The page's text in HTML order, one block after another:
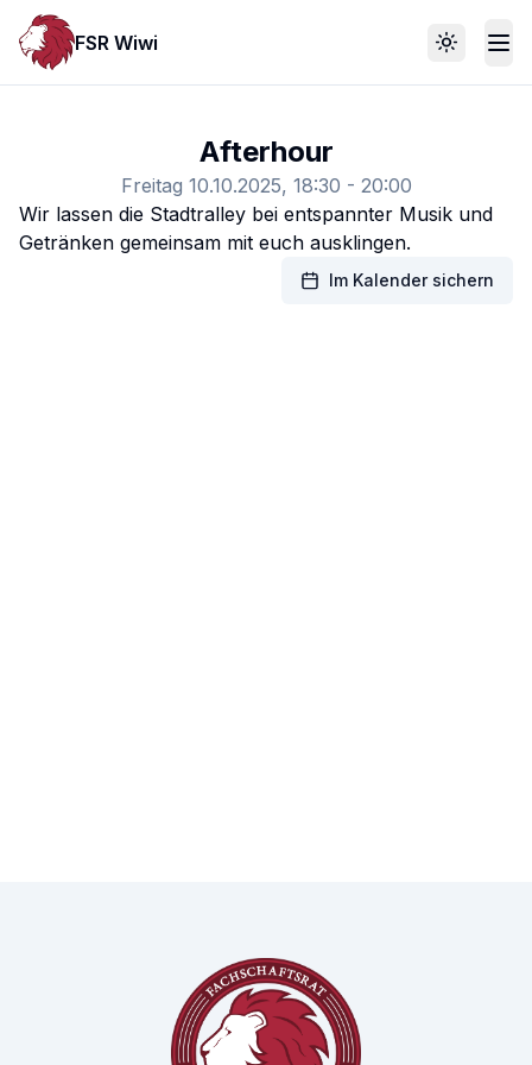
FSR Wiwi Toggle
Afterhour
Freitag 10.10.2025, 18:30 - 20:00
Wir lassen die Stadtralley bei entspannter Musik und
Getränken gemeinsam mit euch ausklingen.
Im Kalender sichern